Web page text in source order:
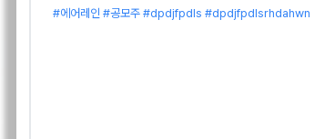
#에어레인 #공모주 #dpdjfpdls #dpdjfpdlsrhdahwn